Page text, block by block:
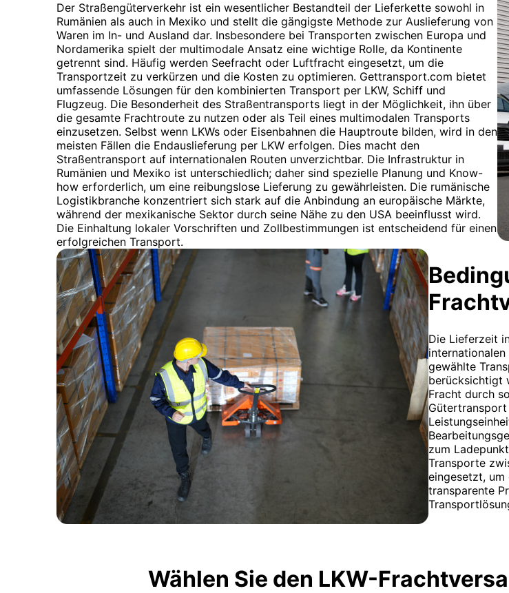
Der Straßengüterverkehr ist ein wesentlicher Bestandteil der Lieferkette sowohl in
Rumänien als auch in Mexiko und stellt die gängigste Methode zur Auslieferung von
Waren im In- und Ausland dar. Insbesondere bei Transporten zwischen Europa und
Nordamerika spielt der multimodale Ansatz eine wichtige Rolle, da Kontinente
getrennt sind. Häufig werden Seefracht oder Luftfracht eingesetzt, um die
Transportzeit zu verkürzen und die Kosten zu optimieren. Gettransport.com bietet
umfassende Lösungen für den kombinierten Transport per LKW, Schiff und
Flugzeug. Die Besonderheit des Straßentransports liegt in der Möglichkeit, ihn über
die gesamte Frachtroute zu nutzen oder als Teil eines multimodalen Transports
einzusetzen. Selbst wenn LKWs oder Eisenbahnen die Hauptroute bilden, wird in den
meisten Fällen die Endauslieferung per LKW erfolgen. Dies macht den
Straßentransport auf internationalen Routen unverzichtbar. Die Infrastruktur in
Rumänien und Mexiko ist unterschiedlich; daher sind spezielle Planung und Know-
how erforderlich, um eine reibungslose Lieferung zu gewährleisten. Die rumänische
Logistikbranche konzentriert sich stark auf die Anbindung an europäische Märkte,
während der mexikanische Sektor durch seine Nähe zu den USA beeinflusst wird.
Die Einhaltung lokaler Vorschriften und Zollbestimmungen ist entscheidend für einen
erfolgreichen Transport.
Die Lieferzeit
gewählte
berücksichtigt
Fracht durch
Gütertransport
zum
Transporte
eingesetzt,
transparente
Wählen Sie den LKW-